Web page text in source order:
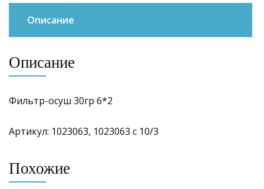
Описание
Описание
Фильтр-осуш 30гр 6*2
Артикул: 1023063, 1023063 с 10/3
Похожие